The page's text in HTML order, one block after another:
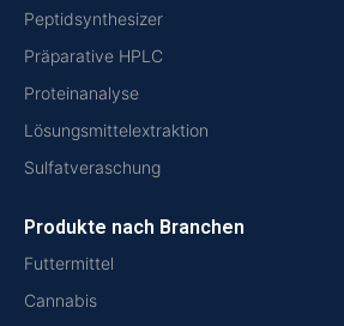
Peptidsynthesizer
Präparative HPLC
Proteinanalyse
Lösungsmittelextraktion
Sulfatveraschung
Produkte nach Branchen
Futtermittel
Cannabis